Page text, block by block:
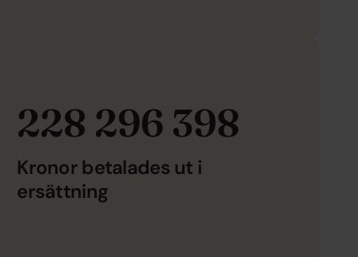
228 296 398
Kronor betalades ut i
ersättning